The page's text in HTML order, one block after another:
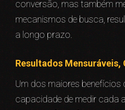
conversão, mas também
mecanismos de busca,
a longo prazo.
Resultados
Um dos maiores benefícios
capacidade de medir cada